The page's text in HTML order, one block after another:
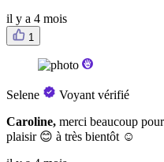
il y a 4 mois
1
Selene
Voyant vérifié
Caroline, merci beaucoup
plaisir 😊 à très bientôt ☺️